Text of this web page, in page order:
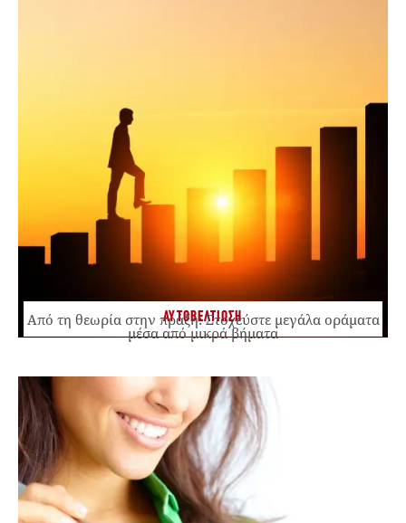
ΑΥΤΟΒΕΛΤΙΩΣΗ
Από τη θεωρία στην πράξη: Στοχεύστε μεγάλα οράματα
μέσα από μικρά βήματα